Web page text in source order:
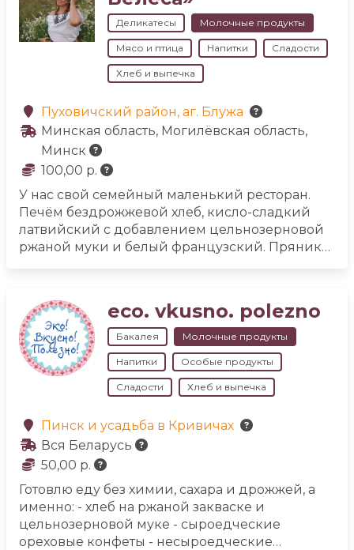
Огромный ассортимент. Доставка на дом.
Деликатесы Молочные продукты
Мясо и птица Напитки Сладости
Хлеб и выпечка
Пуховичский район, аг. Блужа
Минская область, Могилёвская область,
Минск
100,00 р.
У нас свой семейный маленький ресторан.
Печём бездрожжевой хлеб, кисло-сладкий
латвийский с добавлением цельнозерновой
ржаной муки и белый французский. Пряники
молоко и мясо в деревне у знакомых и
друзей.У нас своя коптильня камера. Коптим
домашнюю колбасу, сало, окорок, грудинку,
рёбра. Делаем джерки мясные и очень
вкусную кровяную колбасу. Домашний сыр:
чечил копчёный, халуми, рикотта, примо сале,
пажитником, адыгейский. Вакуумная
упаковка.
Домашнее вино: клубника, вишня,
смородина.
eco. vkusno. polezno
Бакалея Молочные продукты
Напитки Особые продукты
Сладости Хлеб и выпечка
Пинск и усадьба в Кривичах
Вся Беларусь
50,00 р.
Готовлю еду без химии, сахара и дрожжей, а
именно: - хлеб на ржаной закваске и
цельнозерновой муке - сыроедческие
ореховые конфеты - несыроедческие